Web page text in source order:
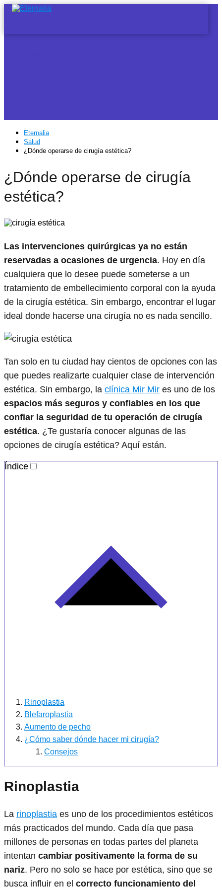
Alimentación
Eternalia
Salud
¿Dónde operarse de cirugía estética?
¿Dónde operarse de cirugía
estética?
Las intervenciones quirúrgicas ya no están
reservadas a ocasiones de urgencia. Hoy en día
cualquiera que lo desee puede someterse a un
tratamiento de embellecimiento corporal con la ayuda
de la cirugía estética. Sin embargo, encontrar el lugar
ideal donde hacerse una cirugía no es nada sencillo.
Tan solo en tu ciudad hay cientos de opciones con las
que puedes realizarte cualquier clase de intervención
estética. Sin embargo, la clínica Mir Mir es uno de los
espacios más seguros y confiables en los que
confiar la seguridad de tu operación de cirugía
estética. ¿Te gustaría conocer algunas de las
opciones de cirugía estética? Aquí están.
Índice
Rinoplastia
Blefaroplastia
Aumento de pecho
¿Cómo saber dónde hacer mi cirugía?
Consejos
Rinoplastia
La rinoplastia es uno de los procedimientos estéticos
más practicados del mundo. Cada día que pasa
millones de personas en todas partes del planeta
intentan cambiar positivamente la forma de su
nariz. Pero no solo se hace por estética, sino que se
busca influir en el correcto funcionamiento del